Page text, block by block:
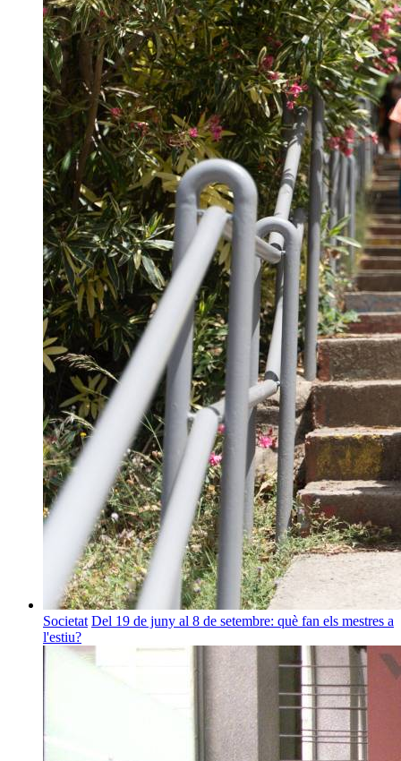
Societat Del 19 de juny al 8 de setembre: què fan els mestres a
l'estiu?